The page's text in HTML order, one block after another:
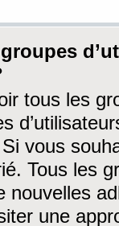
tous les
Si vous
Tous les
nouvelles
une